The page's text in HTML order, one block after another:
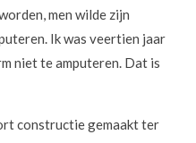
men wilde zijn
Ik was veertien jaar
niet te amputeren. Dat is
constructie gemaakt ter